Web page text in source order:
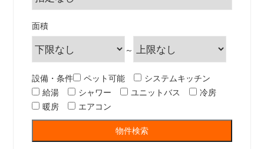
面積
～
設備・条件 ペット可能
システムキッチン
給湯
シャワー ユニットバス
冷房
暖房
エアコン